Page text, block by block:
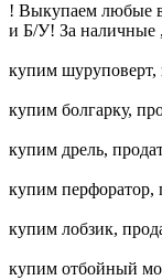
! Выкупаем любые
и Б/У! За наличные
купим шуруповерт,
купим болгарку,
купим дрель,
купим перфоратор,
купим лобзик,
купим отбойный